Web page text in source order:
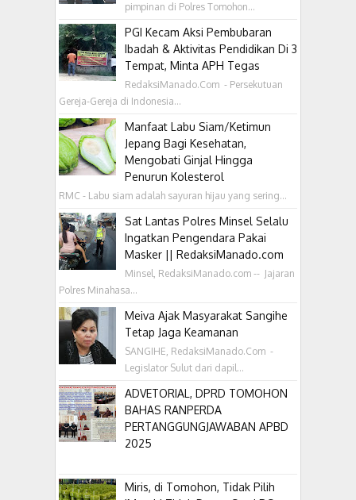
pimpinan di Polres Tomohon...
PGI Kecam Aksi Pembubaran
Ibadah & Aktivitas Pendidikan Di 3
Tempat, Minta APH Tegas
RedaksiManado.Com - Persekutuan
Gereja-Gereja di Indonesia...
Manfaat Labu Siam/Ketimun
Jepang Bagi Kesehatan,
Mengobati Ginjal Hingga
Penurun Kolesterol
RMC - Labu siam adalah sayuran hijau yang sering...
Sat Lantas Polres Minsel Selalu
Ingatkan Pengendara Pakai
Masker || RedaksiManado.com
Minsel, RedaksiManado.com -- Jajaran
Polres Minahasa...
Meiva Ajak Masyarakat Sangihe
Tetap Jaga Keamanan
SANGIHE, RedaksiManado.Com -
Legislator Sulut dari dapil...
ADVETORIAL, DPRD TOMOHON
BAHAS RANPERDA
PERTANGGUNGJAWABAN APBD
2025
Miris, di Tomohon, Tidak Pilih